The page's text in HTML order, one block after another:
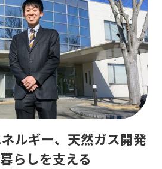
ルギー、天然ガス開発
らしを支える